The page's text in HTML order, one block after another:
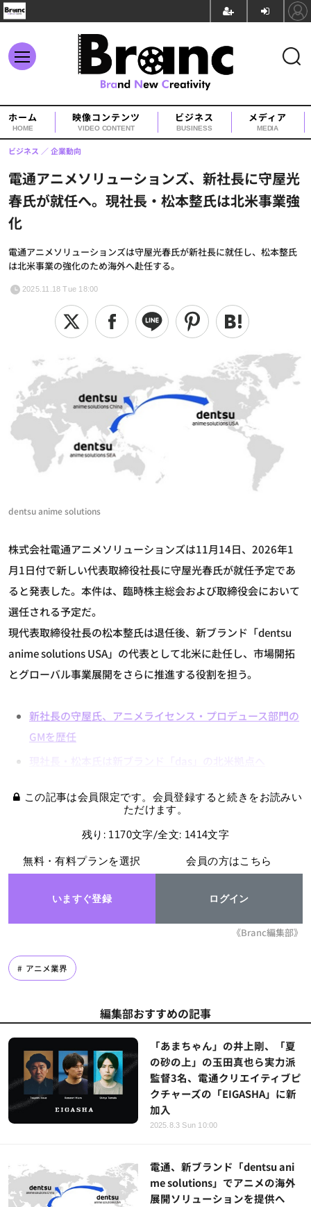
ホーム
HOME
映像コンテンツ
VIDEO CONTENT
ビジネス
BUSINESS
メディア
MEDIA
電通アニメソリューションズ、新社長に守屋光
春氏が就任へ。現社長・松本整氏は北米事業強
化
電通アニメソリューションズは守屋光春氏が新社長に就任し、松本整氏
は北米事業の強化のため海外へ赴任する。
ビジネス 企業動向
2025.11.18 Tue 18:00
dentsu anime solutions
株式会社電通アニメソリューションズは11月14日、2026年1
月1日付で新しい代表取締役社長に守屋光春氏が就任予定であ
ると発表した。本件は、臨時株主総会および取締役会において
選任される予定だ。
現代表取締役社長の松本整氏は退任後、新ブランド「dentsu
anime solutions USA」の代表として北米に赴任し、市場開拓
とグローバル事業展開をさらに推進する役割を担う。
新社長の守屋氏、アニメライセンス・プロデュース部門の
GMを歴任
現社長・松本氏は新ブランド「das」の北米拠点へ
この記事は会員限定です。会員登録すると続きをお読みい
ただけます。
残り: 1170文字/全文: 1414文字
無料・有料プランを選択
いますぐ登録
会員の方はこちら
ログイン
《Branc編集部》
アニメ業界
編集部おすすめの記事
「あまちゃん」の井上剛、「夏
の砂の上」の玉田真也ら実力派
監督3名、電通クリエイティブピ
クチャーズの「EIGASHA」に新
加入
2025.8.3 Sun 10:00
電通、新ブランド「dentsu ani
me solutions」でアニメの海外
展開ソリューションを提供へ